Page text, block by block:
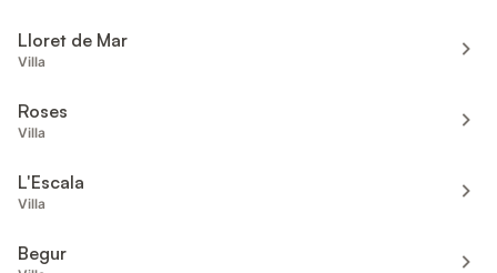
Lloret de Mar
Villa
Roses
Villa
L'Escala
Villa
Begur